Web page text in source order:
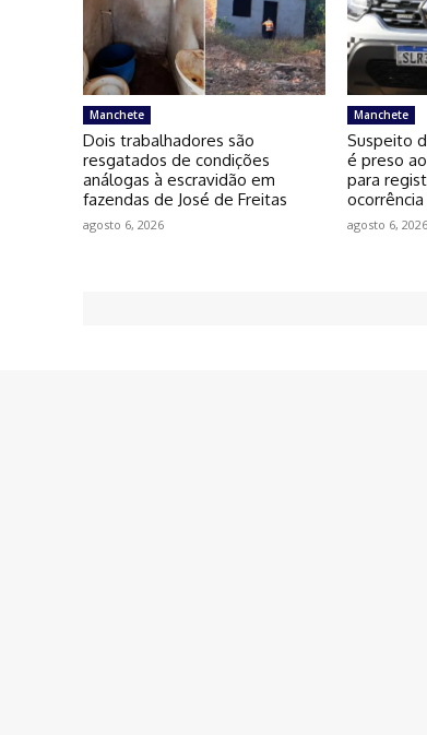
Manchete
Dois trabalhadores são
resgatados de condições
análogas à escravidão em
fazendas de José de Freitas
agosto 6, 2026
Manchete
Suspeito
é preso
para
agosto 6, 2026